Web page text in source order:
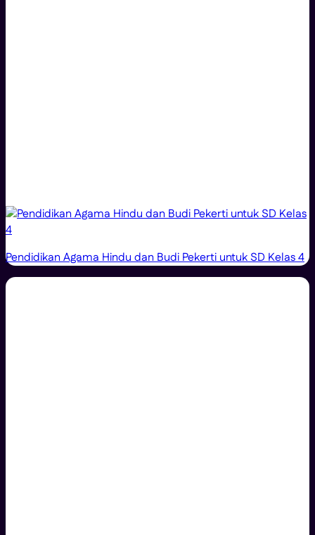
Pendidikan Agama Hindu dan Budi Pekerti untuk SD Kelas 4